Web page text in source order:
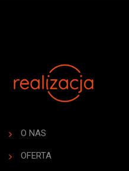
O NAS
OFERTA